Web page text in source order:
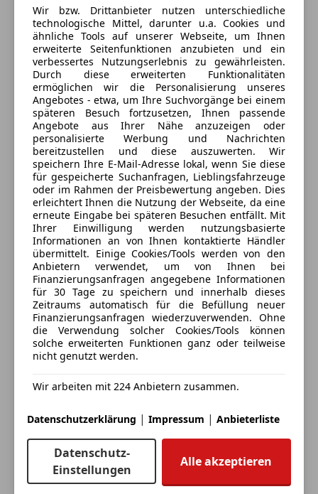
Sicherheit
ABS
Abstandstempomat
Abstandswarner
Airbag hinten
Beifahrerairbag
Blendfreies Fernlicht
ESP
Fahrerairbag
Fernlichtassistent
Geschwindigkeits-begrenzungsanlage
Isofix
Kopfairbag
LED-Scheinwerfer
LED-Tagfahrlicht
Müdigkeitswarnsystem
Nebelscheinwerfer
Notbremsassistent
Notrufsystem
Reifendruckkontrollsystem
Seitenairbag
Servolenkung
Tagfahrlicht
Traktionskontrolle
Verkehrszeichenerkennung
Voll-LED Scheinwerfer
Sternebewertung 5 von 5
5Sterne
(100% Weiterempfehlungen)
Anbieter auf AutoScout24 seit 2010
Wienerstraße 10,
2232 Deutsch Wagram, AT
Kontakt
Alle Fahrzeuge des Anbieters
Anbieter kontaktieren
Deine Nachricht
Eintauschwagen: Kaufen und verkaufen in nur einem
Ich möchte mein Auto in Zahlung geben
(unverbindlich).
Wir bzw. Drittanbieter nutzen unterschiedliche
technologische Mittel, darunter u.a. Cookies und
ähnliche Tools auf unserer Webseite, um Ihnen
erweiterte Seitenfunktionen anzubieten und ein
verbessertes Nutzungserlebnis zu gewährleisten.
Durch diese erweiterten Funktionalitäten
ermöglichen wir die Personalisierung unseres
Angebotes - etwa, um Ihre Suchvorgänge bei einem
späteren Besuch fortzusetzen, Ihnen passende
Angebote aus Ihrer Nähe anzuzeigen oder
personalisierte Werbung und Nachrichten
bereitzustellen und diese auszuwerten. Wir
speichern Ihre E-Mail-Adresse lokal, wenn Sie diese
für gespeicherte Suchanfragen, Lieblingsfahrzeuge
oder im Rahmen der Preisbewertung angeben. Dies
erleichtert Ihnen die Nutzung der Webseite, da eine
erneute Eingabe bei späteren Besuchen entfällt. Mit
Ihrer Einwilligung werden nutzungsbasierte
Informationen an von Ihnen kontaktierte Händler
übermittelt. Einige Cookies/Tools werden von den
Anbietern verwendet, um von Ihnen bei
Finanzierungsanfragen angegebene Informationen
für 30 Tage zu speichern und innerhalb dieses
Zeitraums automatisch für die Befüllung neuer
Finanzierungsanfragen wiederzuverwenden. Ohne
die Verwendung solcher Cookies/Tools können
solche erweiterten Funktionen ganz oder teilweise
nicht genutzt werden.
Wir arbeiten mit 224 Anbietern zusammen.
Datenschutzerklärung | Impressum | Anbieterliste
Datenschutz-
Einstellungen
Alle akzeptieren